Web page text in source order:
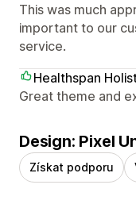
This was much
important to our
service.
Healthspan
Great theme and
Design: Pixel
Získat podporu